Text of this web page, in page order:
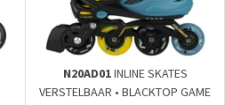
N20AD01INLINE SKATES
VERSTELBAAR • BLACKTOP GAME